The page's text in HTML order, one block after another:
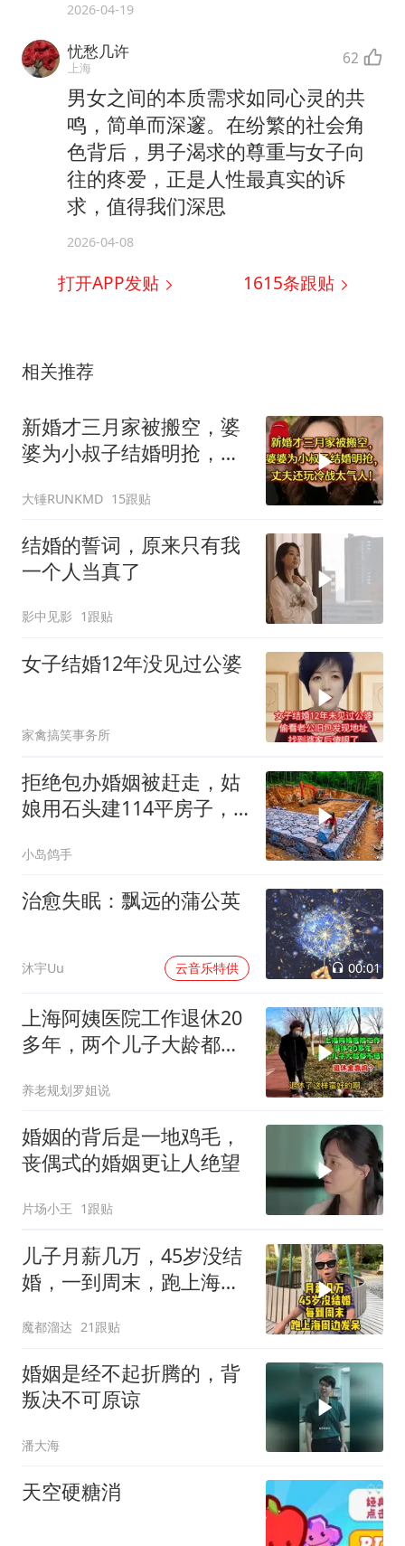
2026-04-19
忧愁几许
上海 62
男女之间的本质需求如同心灵的共
鸣，简单而深邃。在纷繁的社会角
色背后，男子渴求的尊重与女子向
往的疼爱，正是人性最真实的诉
求，值得我们深思
2026-04-08
打开APP发贴 1615条跟贴
相关推荐
新婚才三月家被搬空，婆
婆为小叔子结婚明抢，丈
大锤RUNKMD 15跟贴
结婚的誓词，原来只有我
一个人当真了
影中见影 1跟贴
女子结婚12年没见过公婆
家禽搞笑事务所
拒绝包办婚姻被赶走，姑
娘用石头建114平房子，
小岛鸽手
治愈失眠：飘远的蒲公英
沐宇Uu 云音乐特供 00:01
上海阿姨医院工作退休20
多年，两个儿子大龄都不
养老规划罗姐说
婚姻的背后是一地鸡毛，
丧偶式的婚姻更让人绝望
片场小王 1跟贴
儿子月薪几万，45岁没结
婚，一到周末，跑上海周
魔都溜达 21跟贴
婚姻是经不起折腾的，背
叛决不可原谅
潘大海
天空硬糖消